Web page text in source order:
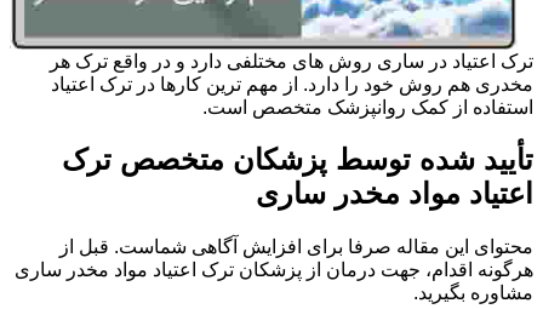
ترک اعتیاد در ساری روش های مختلفی دارد و در واقع ترک هر
مخدری هم روش خود را دارد. از مهم ترین کارها در ترک اعتیاد
استفاده از کمک روانپزشک متخصص است.
تأیید شده توسط پزشکان متخصص ترک
اعتیاد مواد مخدر ساری
محتوای این مقاله صرفا برای افزایش آگاهی شماست. قبل از
هرگونه اقدام، جهت درمان از پزشکان ترک اعتیاد مواد مخدر ساری
مشاوره بگیرید.